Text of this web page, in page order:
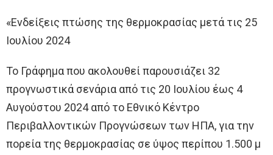
«Ενδείξεις πτώσης της θερμοκρασίας μετά τις 25
Ιουλίου 2024
Το Γράφημα που ακολουθεί παρουσιάζει 32
προγνωστικά σενάρια από τις 20 Ιουλίου έως 4
Αυγούστου 2024 από το Εθνικό Κέντρο
Περιβαλλοντικών Προγνώσεων των ΗΠΑ, για την
πορεία της θερμοκρασίας σε ύψος περίπου 1.500 μ